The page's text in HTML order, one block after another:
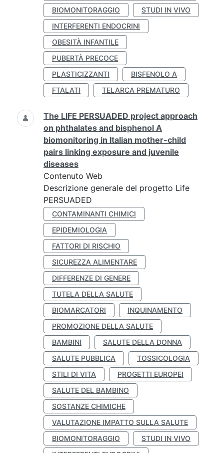
BIOMONITORAGGIO
STUDI IN VIVO
INTERFERENTI ENDOCRINI
OBESITÀ INFANTILE
PUBERTÀ PRECOCE
PLASTICIZZANTI
BISFENOLO A
FTALATI
TELARCA PREMATURO
The LIFE PERSUADED project approach
on phthalates and bisphenol A
biomonitoring in Italian mother-child
pairs linking exposure and juvenile
diseases
Contenuto Web
Descrizione generale del progetto Life
PERSUADED
CONTAMINANTI CHIMICI
EPIDEMIOLOGIA
FATTORI DI RISCHIO
SICUREZZA ALIMENTARE
DIFFERENZE DI GENERE
TUTELA DELLA SALUTE
BIOMARCATORI
INQUINAMENTO
PROMOZIONE DELLA SALUTE
BAMBINI
SALUTE DELLA DONNA
SALUTE PUBBLICA
TOSSICOLOGIA
STILI DI VITA
PROGETTI EUROPEI
SALUTE DEL BAMBINO
SOSTANZE CHIMICHE
VALUTAZIONE IMPATTO SULLA SALUTE
BIOMONITORAGGIO
STUDI IN VIVO